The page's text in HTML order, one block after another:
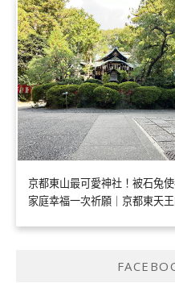
京都東山最可愛神社！被石兔
家庭幸福一次祈願｜京都東天